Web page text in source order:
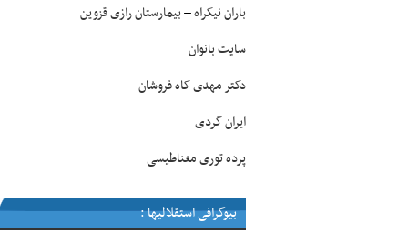
باران نیکراه–بیمارستان رازی قزوین
سایت بانوان
دکتر مهدی کاه فروشان
ایران گردی
پرده توری مغناطیسی
بیوگرافی استقلالیها :